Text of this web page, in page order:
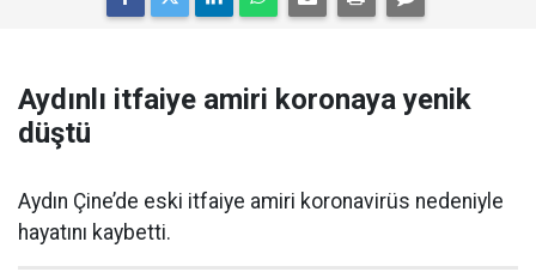
Aydınlı itfaiye amiri koronaya yenik
düştü
Aydın Çine’de eski itfaiye amiri koronavirüs nedeniyle
hayatını kaybetti.